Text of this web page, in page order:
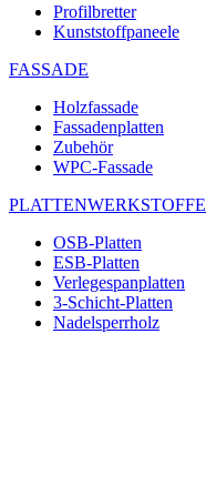
Profilbretter
Kunststoffpaneele
FASSADE
Holzfassade
Fassadenplatten
Zubehör
WPC-Fassade
PLATTENWERKSTOFFE
OSB-Platten
ESB-Platten
Verlegespanplatten
3-Schicht-Platten
Nadelsperrholz